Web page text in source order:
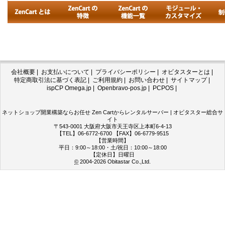
会社概要| お支払いについて プライバシーポリシー オビタスターとは
特定商取引法に基づく表記| ご利用規約| お問い合わせ| サイトマップ|
ispCP Omega.jp
Openbravo-pos.jp PCPOS
ネットショップ開業構築ならお任せ Zen Cartからレンタルサーバー | オビタスター総合サ
イト
〒543-0001 大阪府大阪市天王寺区上本町6-4-13
【TEL】06-6772-6700 【FAX】06-6779-9515
【営業時間】
平日：9:00～18:00・土/祝日：10:00～18:00
【定休日】日曜日
© 2004-2026 Obitastar Co.,Ltd.